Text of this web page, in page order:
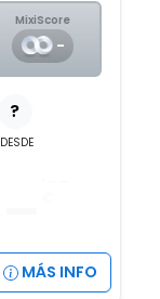
MixiScore
-
?
DESDE
MÁS INFO